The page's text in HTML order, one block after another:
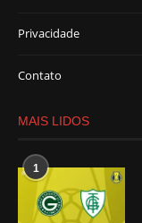
Privacidade
Contato
MAIS LIDOS
1